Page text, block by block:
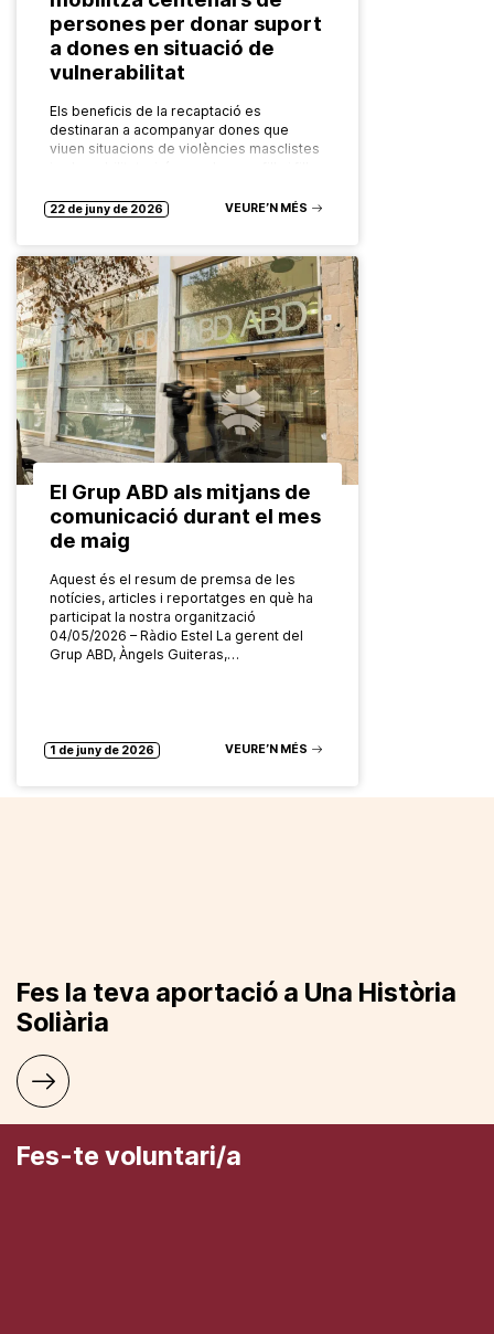
persones per donar suport
a dones en situació de
vulnerabilitat
Els beneficis de la recaptació es
destinaran a acompanyar dones que
viuen situacions de violències masclistes
22 de juny de 2026 VEURE’N MÉS
El Grup ABD als mitjans de
comunicació durant el mes
de maig
Aquest és el resum de premsa de les
notícies, articles i reportatges en què ha
participat la nostra organització
04/05/2026 – Ràdio Estel La gerent del
Grup ABD, Àngels Guiteras,…
1 de juny de 2026 VEURE’N MÉS
Fes la teva aportació a Una Història
Soliària
Fes-te voluntari/a